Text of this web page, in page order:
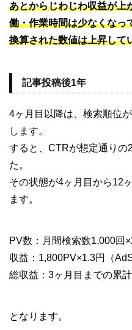
あとからじわじわ収益が上
働・作業時間は少なくなっ
換算された数値は上昇して
記事投稿後1年
4ヶ月目以降は、検索順位
します。
すると、CTRが想定通りの
た。
その状態が4ヶ月目から12
ます。
PV数：月間検索数1,000回
収益：1,800PV×1.3円（
総収益：3ヶ月目までの累
となります。